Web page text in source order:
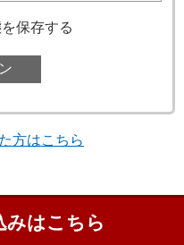
保存する
方はこちら
みはこちら